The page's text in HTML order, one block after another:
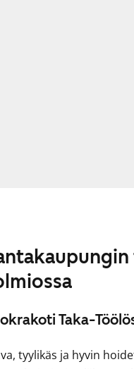
Taka-
tyylikäs ja hyvin